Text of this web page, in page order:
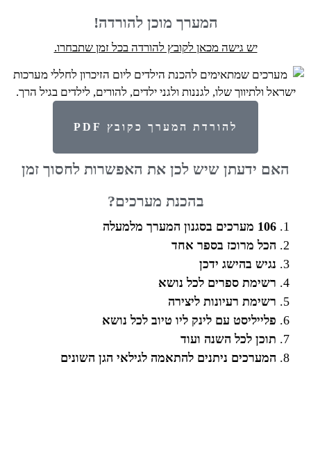
המערך מוכן להורדה!
יש גישה מכאן לקובץ להורדה בכל זמן שתבחרו.
להורדת המערך כקובץ PDF
האם ידעתן שיש לכן את האפשרות לחסוך זמן
בהכנת מערכים?
106 מערכים בסגנון המערך מלמעלה
הכל מרוכז בספר אחד
נגיש בהישג ידכן
רשימת ספרים לכל נושא
רשימת רעיונות ליצירה
פלייליסט עם לינק ליו טיוב לכל נושא
תוכן לכל השנה ועוד
המערכים ניתנים להתאמה לגילאי הגן השונים